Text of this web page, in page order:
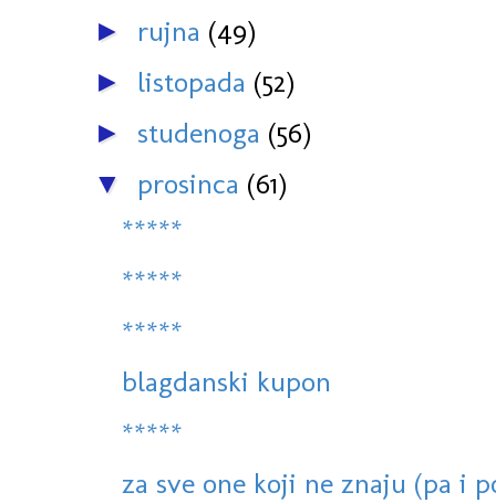
► rujna (49)
► listopada (52)
► studenoga (56)
▼ prosinca (61)
*****
*****
*****
blagdanski kupon
*****
za sve one koji ne znaju (pa i